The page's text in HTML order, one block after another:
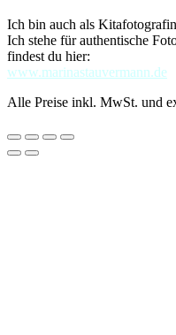
Ich bin auch als
Ich stehe für authentische
findest du hier:
www.marinastauvermann.de
Alle Preise inkl. MwSt. und